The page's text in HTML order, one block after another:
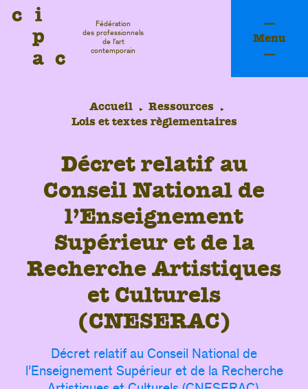
c i
p
a c
Fédération
des professionnels
de l’art
contemporain
Menu
Si vous êtes membre du CIPAC,demandez
votre visite de contenus et d’informations qui
vous sont dédiés.
Accueil
Ressources
Lois et textes règlementaires
Décret relatif au
Conseil National de
l’Enseignement
Supérieur et de la
Recherche Artistiques
et Culturels
(CNESERAC)
Décret relatif au Conseil National de
l’Enseignement Supérieur et de la Recherche